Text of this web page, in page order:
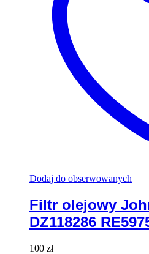
Dodaj do obserwowanych
Filtr olejowy
DZ118286
100 zł